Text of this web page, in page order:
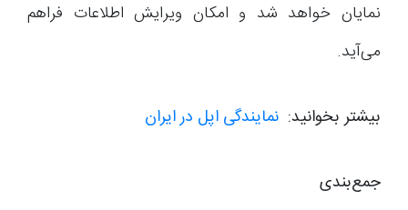
نمایان خواهد شد و امکان ویرایش اطلاعات فراهم
می‌آید.
بیشتر بخوانید: نمایندگی اپل در ایران
جمع‌بندی